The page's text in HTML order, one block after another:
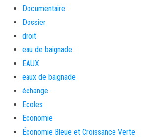
Documentaire
Dossier
droit
eau de baignade
EAUX
eaux de baignade
échange
Ecoles
Economie
Économie Bleue et Croissance Verte